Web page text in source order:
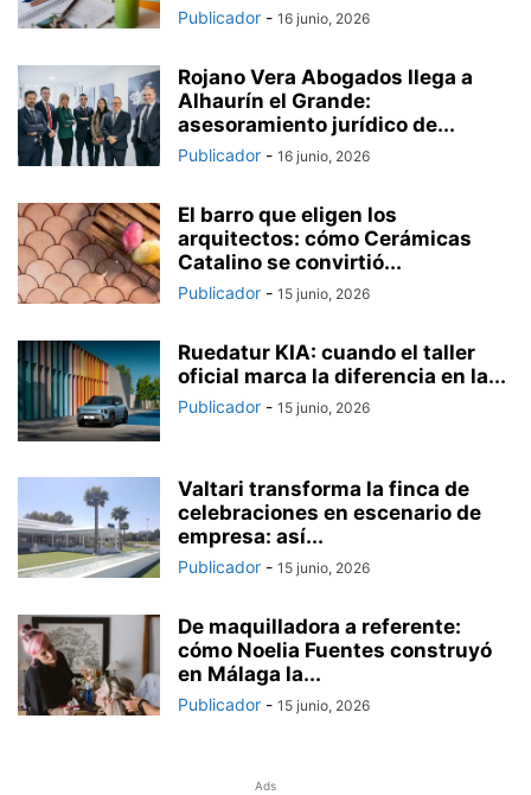
Publicador - 16 junio, 2026
Rojano Vera Abogados llega a
Alhaurín el Grande:
asesoramiento jurídico de...
Publicador - 16 junio, 2026
El barro que eligen los
arquitectos: cómo Cerámicas
Catalino se convirtió...
Publicador - 15 junio, 2026
Ruedatur KIA: cuando el taller
oficial marca la diferencia en la...
Publicador - 15 junio, 2026
Valtari transforma la finca de
celebraciones en escenario de
empresa: así...
Publicador - 15 junio, 2026
De maquilladora a referente:
cómo Noelia Fuentes construyó
en Málaga la...
Publicador - 15 junio, 2026
Ads